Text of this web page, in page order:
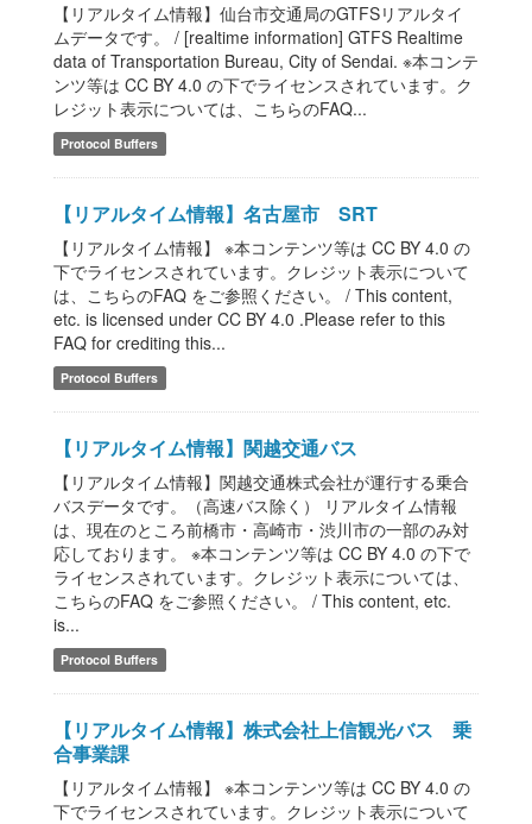
【リアルタイム情報】仙台市交通局のGTFSリアルタイ
ムデータです。 / [realtime information] GTFS Realtime
data of Transportation Bureau, City of Sendai. ※本コンテ
ンツ等は CC BY 4.0 の下でライセンスされています。ク
レジット表示については、こちらのFAQ...
Protocol Buffers
【リアルタイム情報】名古屋市 SRT
【リアルタイム情報】 ※本コンテンツ等は CC BY 4.0 の
下でライセンスされています。クレジット表示について
は、こちらのFAQ をご参照ください。 / This content,
etc. is licensed under CC BY 4.0 .Please refer to this
FAQ for crediting this...
Protocol Buffers
【リアルタイム情報】関越交通バス
【リアルタイム情報】関越交通株式会社が運行する乗合
バスデータです。（高速バス除く） リアルタイム情報
は、現在のところ前橋市・高崎市・渋川市の一部のみ対
応しております。 ※本コンテンツ等は CC BY 4.0 の下で
ライセンスされています。クレジット表示については、
こちらのFAQ をご参照ください。 / This content, etc.
is...
Protocol Buffers
【リアルタイム情報】株式会社上信観光バス 乗
合事業課
【リアルタイム情報】 ※本コンテンツ等は CC BY 4.0 の
下でライセンスされています。クレジット表示について